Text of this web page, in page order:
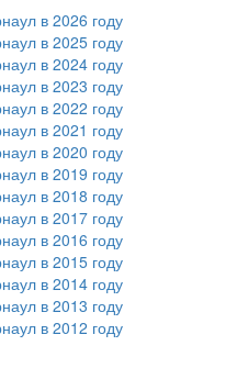
в 2026 году
в 2025 году
в 2024 году
в 2023 году
в 2022 году
в 2021 году
в 2020 году
в 2019 году
в 2018 году
в 2017 году
в 2016 году
в 2015 году
в 2014 году
в 2013 году
в 2012 году